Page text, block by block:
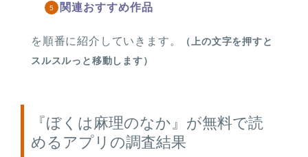
関連おすすめ作品
を順番に紹介していきます。
（上の文字を押すと
スルスルっと移動します）
『ぼくは麻理のなか』が無料で読
めるアプリの調査結果